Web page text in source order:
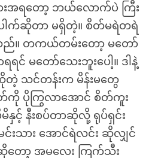
းအရတော့ ဘယ်လောက်ပဲ ကြီး
ေါက်ဆိုတာ မရှိတဲ့။ စိတ်မရဲတရဲ
ည်။ တကယ်တမ်းတော့ မတော်
င် မတော်သေးဘူးပေါ့။ ဒါနဲ့
တဲ့ သင်တန်းက မိန်းမတွေ
ကို ပိုကြွလာအောင် စိတ်ကူး
င့် နီးစပ်တာဆိုလို့ ရုပ်ရှင်း
င်းသား အောင်ရဲလင်း ဆိုလျှင်
ော့ အမလေး ကြက်သီး